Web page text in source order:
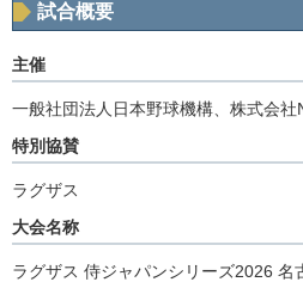
試合概要
主催
一般社団法人日本野球機構、株式会
特別協賛
ラグザス
大会名称
ラグザス 侍ジャパンシリーズ2026 名